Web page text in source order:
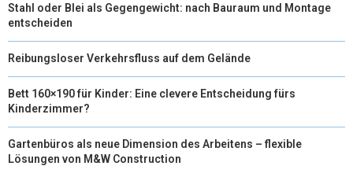
Stahl oder Blei als Gegengewicht: nach Bauraum und Montage
entscheiden
Reibungsloser Verkehrsfluss auf dem Gelände
Bett 160×190 für Kinder: Eine clevere Entscheidung fürs
Kinderzimmer?
Gartenbüros als neue Dimension des Arbeitens – flexible
Lösungen von M&W Construction